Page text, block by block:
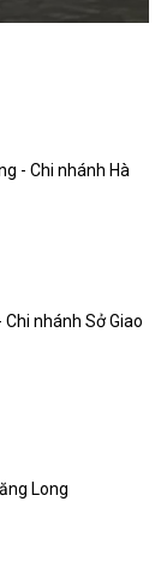
- Chi nhánh Hà
nhánh Sở Giao
Long